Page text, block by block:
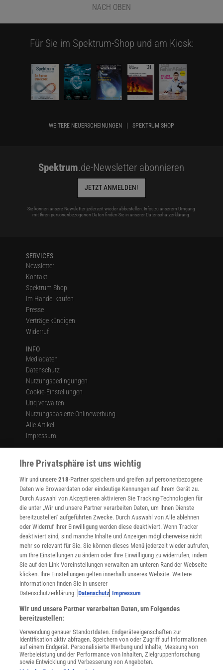
NACH OBEN
Für Sie im Spektrum-Shop und am Kiosk:
WEITERE NEUERSCHEINUNGEN SPEKTRUM SHOP
Spektrum.de-Newsletter abonnieren
JETZT ANMELDEN!
Sie können unsere Newsletter jederzeit wieder abbestellen. Infos zu unserem Umgang
mit Ihren personenbezogenen Daten finden Sie in unserer Datenschutzerklärung.
SERVICES
Newsletter
Kontakt
Spektrum Shop
Im Handel kaufen
Presse
Verträge kündigen
Widerruf
INFO
Mediadaten
Datenschutz
Nutzungsbedingungen
Cookie-Einstellungen
Utiq verwalten
Nutzungsbasierte Onlinewerbung
Alle Artikel
Impressum
Angebote für Schulen
Sprachen lernen mit Gymglish
Lexika
Für Spektrum schreiben
Zugänglichkeitserklärung
WEBSEITEN
KielSCN
Wissenschaft in die Schulen
SciLogs
Uns finden Sie auch hier:
Ihre Privatsphäre ist uns wichtig
Wir und unsere218-Partner speichern und greifen auf personenbezogene
Daten wie Browserdaten oder eindeutige Kennungen auf Ihrem Gerät zu.
Durch Auswahl von Akzeptieren aktivieren Sie Tracking-Technologien für
die unter „Wir und unsere Partner verarbeiten Daten, um Ihnen Dienste
bereitzustellen“ aufgeführten Zwecke. Durch Auswahl von Alle ablehnen
oder Widerruf Ihrer Einwilligung werden diese deaktiviert. Wenn Tracker
deaktiviert sind, sind manche Inhalte und Anzeigen möglicherweise nicht
mehr so relevant für Sie. Sie können dieses Menü jederzeit wieder aufrufen,
um Ihre Einstellungen zu ändern oder Ihre Einwilligung zu widerrufen, indem
Sie auf den Link Voreinstellungen verwalten am unteren Rand der Webseite
klicken. Ihre Einstellungen gelten innerhalb unseres Website. Weitere
Informationen finden Sie in unserer
Datenschutzerklärung. Datenschutz Impressum
Wir und unsere Partner verarbeiten Daten, um Folgendes
bereitzustellen:
Verwendung genauer Standortdaten. Endgeräteeigenschaften zur
Identifikation aktiv abfragen. Speichern von oder Zugriff auf Informationen
auf einem Endgerät. Personalisierte Werbung und Inhalte, Messung von
Werbeleistung und der Performance von Inhalten, Zielgruppenforschung
sowie Entwicklung und Verbesserung von Angeboten.